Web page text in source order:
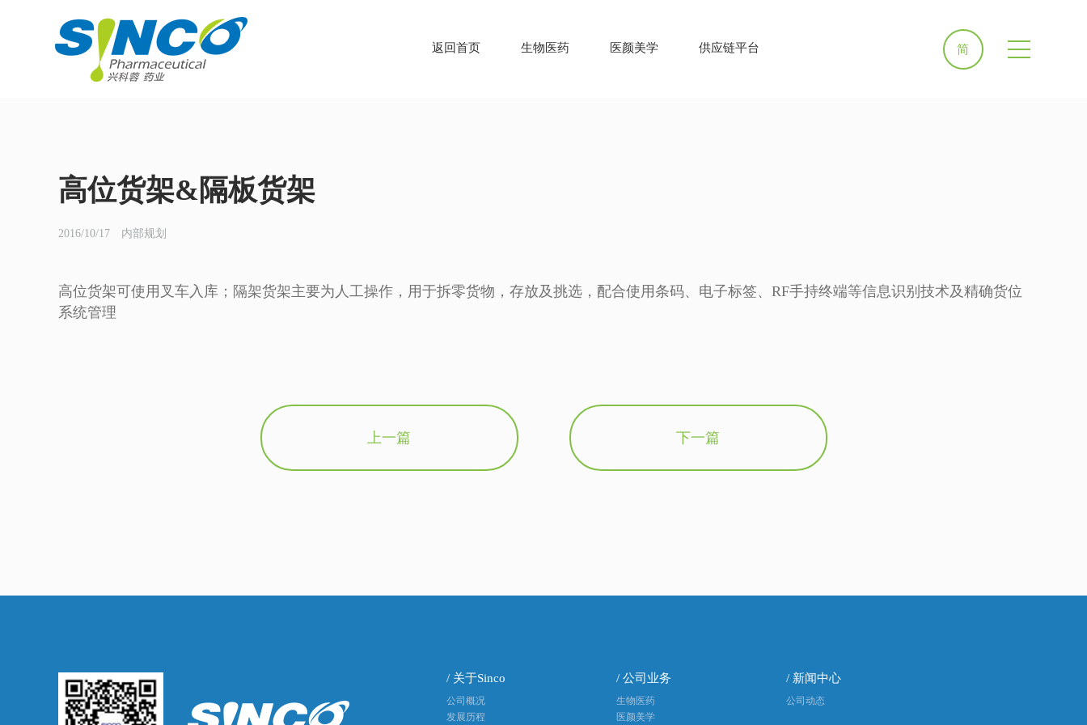
返回首页 生物医药 医颜美学 供应链平台 简
高位货架&隔板货架
2016/10/17 内部规划
高位货架可使用叉车入库；隔架货架主要为人工操作，用于拆零货物，存放及挑选，配合使用条码、电子标签、RF手持终端等信息识别技术及精确货位
系统管理
上一篇 下一篇
/ 关于Sinco
公司概况
发展历程
/ 公司业务
生物医药
医颜美学
/ 新闻中心
公司动态